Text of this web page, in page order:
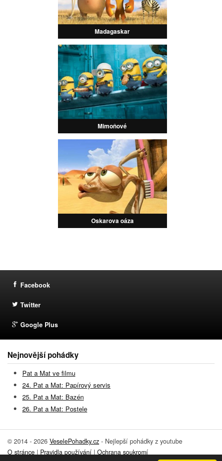
Madagaskar
Mimoňové
Oskarova oáza
Facebook
Twitter
Google Plus
Nejnovější pohádky
Pat a Mat ve filmu
24. Pat a Mat: Papírový servis
25. Pat a Mat: Bazén
26. Pat a Mat: Postele
© 2014 - 2026 VeselePohadky.cz - Nejlepší pohádky z youtube
O stránce | Pravidla používání | Ochrana soukromí